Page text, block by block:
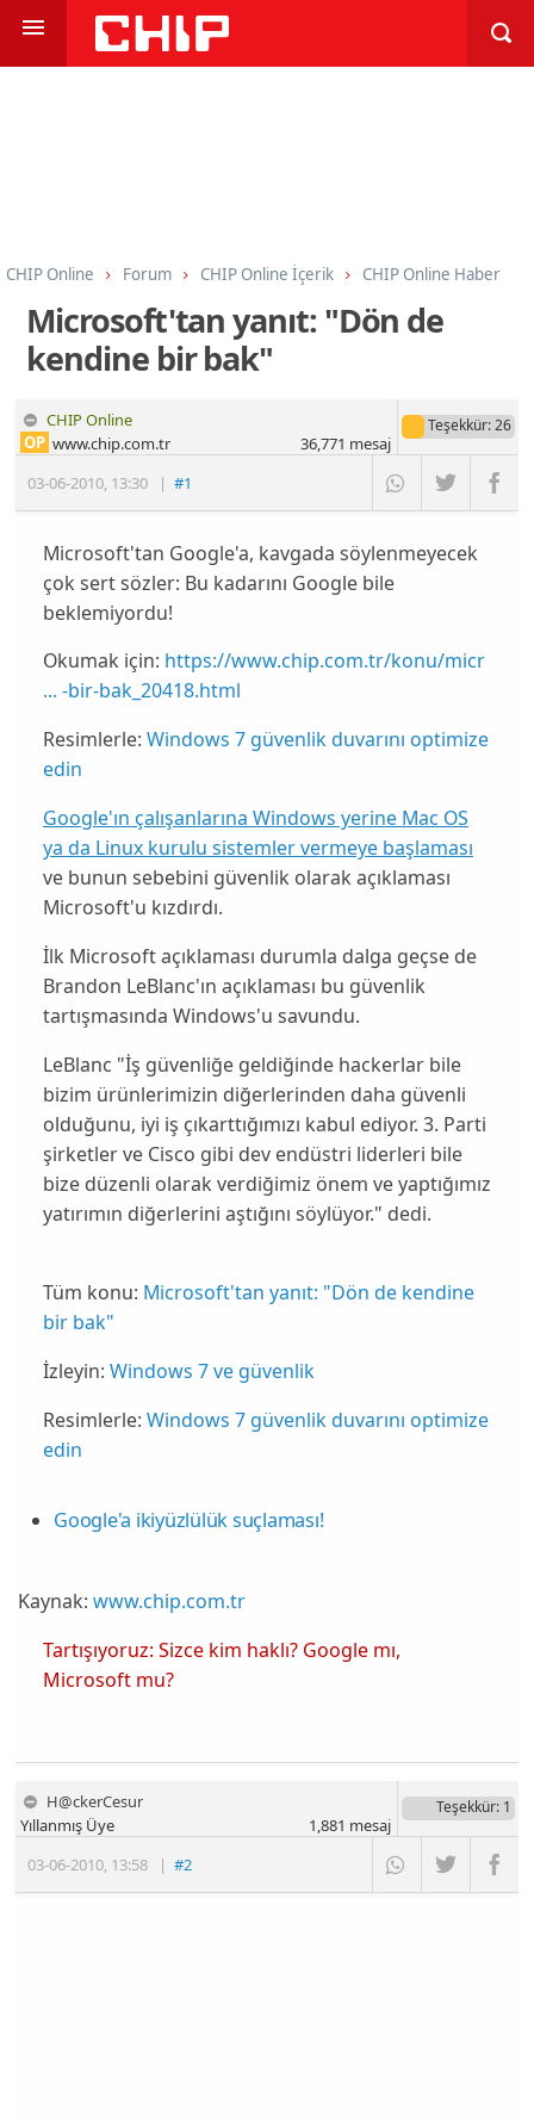
CHIP Online Forum CHIP Online İçerik CHIP Online Haber
Microsoft'tan yanıt: "Dön de
kendine bir bak"
CHIP Online
03-06-2010, 13:30 |#1
OP www.chip.com.tr
Teşekkür: 26
36,771 mesaj
Microsoft'tan Google'a, kavgada söylenmeyecek
çok sert sözler: Bu kadarını Google bile
beklemiyordu!
Okumak için: https://www.chip.com.tr/konu/micr
... -bir-bak_20418.html
Resimlerle: Windows 7 güvenlik duvarını optimize
edin
Google'ın çalışanlarına Windows yerine Mac OS
ya da Linux kurulu sistemler vermeye başlaması
ve bunun sebebini güvenlik olarak açıklaması
Microsoft'u kızdırdı.
İlk Microsoft açıklaması durumla dalga geçse de
Brandon LeBlanc'ın açıklaması bu güvenlik
tartışmasında Windows'u savundu.
LeBlanc "İş güvenliğe geldiğinde hackerlar bile
bizim ürünlerimizin diğerlerinden daha güvenli
olduğunu, iyi iş çıkarttığımızı kabul ediyor. 3. Parti
şirketler ve Cisco gibi dev endüstri liderleri bile
bize düzenli olarak verdiğimiz önem ve yaptığımız
yatırımın diğerlerini aştığını söylüyor." dedi.
Tüm konu: Microsoft'tan yanıt: "Dön de kendine
bir bak"
İzleyin: Windows 7 ve güvenlik
Resimlerle: Windows 7 güvenlik duvarını optimize
edin
Google'a ikiyüzlülük suçlaması!
Kaynak: www.chip.com.tr
Tartışıyoruz: Sizce kim haklı? Google mı,
Microsoft mu?
H@ckerCesur
03-06-2010, 13:58 |#2
Yıllanmış Üye
Teşekkür: 1
1,881 mesaj